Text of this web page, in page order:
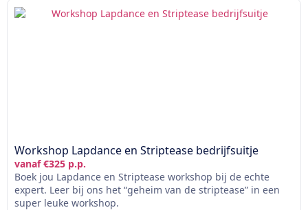
Workshop Lapdance en Striptease bedrijfsuitje
vanaf €325 p.p.
Boek jou Lapdance en Striptease workshop bij de echte
expert. Leer bij ons het “geheim van de striptease” in een
super leuke workshop.